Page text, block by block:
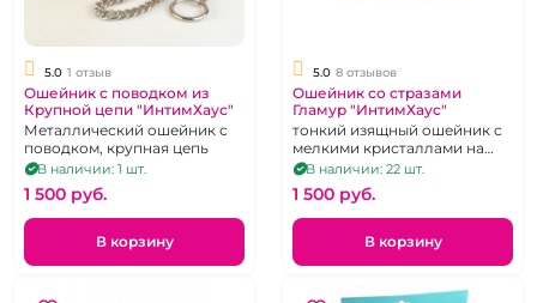
5.0 1 отзыв
Ошейник с поводком из
Крупной цепи "ИнтимХаус"
Металлический ошейник с
поводком, крупная цепь
В наличии: 1 шт.
1 500 pуб.
В корзину
5.0 8 отзывов
Ошейник со стразами
Гламур "ИнтимХаус"
тонкий изящный ошейник с
мелкими кристаллами на
длинном поводке
В наличии: 22 шт.
1 500 pуб.
В корзину